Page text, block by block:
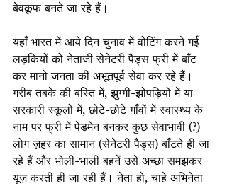
बेवकूफ बनते जा रहे हैं।
यहाँ भारत में आये दिन चुनाव में वोटिंग करने गई
लड़कियों को नेताजी सेनेटरी पैड्स फ्री में बाँट
कर मानो जनता की अभूतपूर्व सेवा कर रहे हैं।
गरीब तबके की बस्ति में, झुग्गी-झोपड़ियों में या
सरकारी स्कूलों में, छोटे-छोटे गाँवों में स्वास्थ्य के
नाम पर फ्री में पेडमेन बनकर कुछ सेवाभावी (?)
लोग ज़हर का सामान (सेनेटरी पैड्स) बाँटते ही जा
रहे हैं और भोली-भाली बहनें उसे अच्छा समझकर
यूज़ करती ही जा रही हैं। नेता हो, चाहे अभिनेता